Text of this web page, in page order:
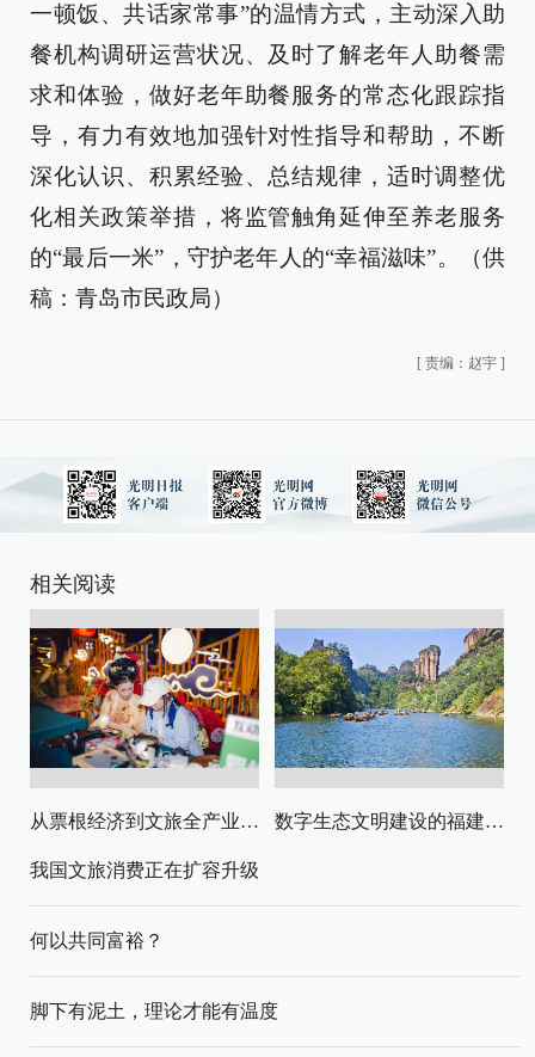
一顿饭、共话家常事”的温情方式，主动深入助
餐机构调研运营状况、及时了解老年人助餐需
求和体验，做好老年助餐服务的常态化跟踪指
导，有力有效地加强针对性指导和帮助，不断
深化认识、积累经验、总结规律，适时调整优
化相关政策举措，将监管触角延伸至养老服务
的“最后一米”，守护老年人的“幸福滋味”。（供
稿：青岛市民政局）
[ 责编：赵宇 ]
相关阅读
从票根经济到文旅全产业链升级 数字生态文明建设的福建路径与启示
我国文旅消费正在扩容升级
何以共同富裕？
脚下有泥土，理论才能有温度